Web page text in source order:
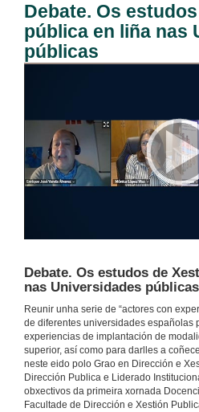
Debate. Os
pública en liña nas
públicas
Debate. Os estudos de
nas Universidades públicas
Reunir unha serie de “actores con
de diferentes universidades españolas
experiencias de implantación de
superior, así como para darlles a
neste eido polo Grao en Dirección e
Dirección Publica e Liderado
obxectivos da primeira xornada
Facultade de Dirección e Xestión
11 de nov. de
INTECCA-
Conferencia
11 de nov. de
11 de nov. de
11 de nov. de